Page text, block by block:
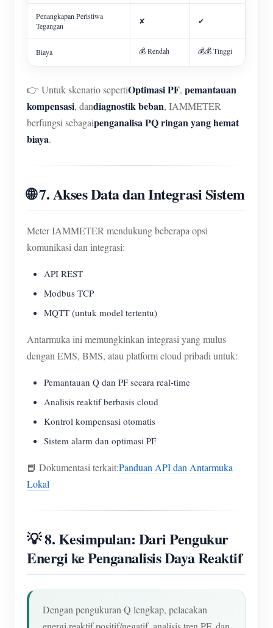
Penangkapan Peristiwa
Tegangan
✘ ✔
Biaya 💰 Rendah 💰💰 Tinggi
👉 Untuk skenario sepertiOptimasi PF, pemantauan
kompensasi, dandiagnostik beban, IAMMETER
berfungsi sebagaipenganalisa PQ ringan yang hemat
biaya.
🌐 7. Akses Data dan Integrasi Sistem
Meter IAMMETER mendukung beberapa opsi
komunikasi dan integrasi:
API REST
Modbus TCP
MQTT (untuk model tertentu)
Antarmuka ini memungkinkan integrasi yang mulus
dengan EMS, BMS, atau platform cloud pribadi untuk:
Pemantauan Q dan PF secara real-time
Analisis reaktif berbasis cloud
Kontrol kompensasi otomatis
Sistem alarm dan optimasi PF
📘 Dokumentasi terkait:Panduan API dan Antarmuka
Lokal
💡 8. Kesimpulan: Dari Pengukur
Energi ke Penganalisis Daya Reaktif
Dengan pengukuran Q lengkap, pelacakan